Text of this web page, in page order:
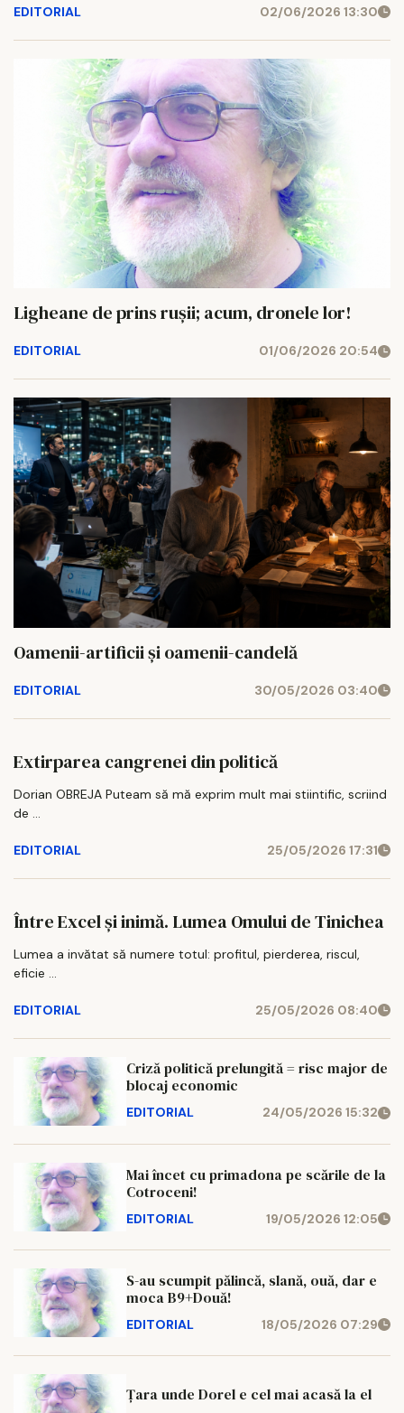
EDITORIAL 02/06/2026 13:30
Ligheane de prins rușii; acum, dronele lor!
EDITORIAL 01/06/2026 20:54
Oamenii-artificii și oamenii-candelă
EDITORIAL 30/05/2026 03:40
Extirparea cangrenei din politică
Dorian OBREJA Puteam să mă exprim mult mai stiintific, scriind
de ...
EDITORIAL 25/05/2026 17:31
Între Excel și inimă. Lumea Omului de Tinichea
Lumea a invătat să numere totul: profitul, pierderea, riscul,
eficie ...
EDITORIAL 25/05/2026 08:40
Criză politică prelungită = risc major de
blocaj economic
EDITORIAL 24/05/2026 15:32
Mai încet cu primadona pe scările de la
Cotroceni!
EDITORIAL 19/05/2026 12:05
S-au scumpit pălincă, slană, ouă, dar e
moca B9+Două!
EDITORIAL 18/05/2026 07:29
Țara unde Dorel e cel mai acasă la el